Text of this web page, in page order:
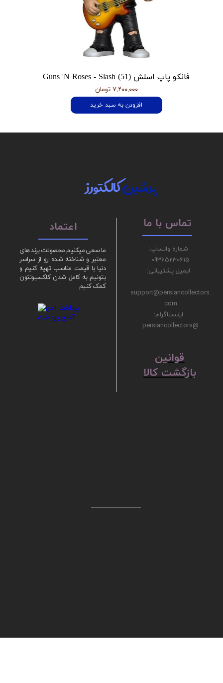
فانکو پاپ اسلش Guns 'N Roses - Slash (51)
۷,۲۰۰,۰۰۰ تومان
افزودن به سبد خرید
ما سعی میکنیم محصولات برند های
معتبر و شناخته شده رو از سراسر
دنیا با قیمت مناسب تهیه کنیم و
بتونیم به کامل شدن کلکسیونتون
کمک کنیم
پرشینکالکتورز
شماره واتساپ:
09365230615
ایمیل پشتیبانی:
support@persiancollectors.
com
اینستاگرام:
@persiancollectors
تماس با ما اعتماد
ق​​​​​​​وانین
بازگشت کالا